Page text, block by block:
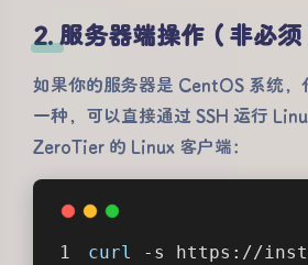
2. 服务器端操作（非必须
如果你的服务器是 CentOS 系统，
一种，可以直接通过 SSH 运行
ZeroTier 的 Linux 客户端：
curl -s https://